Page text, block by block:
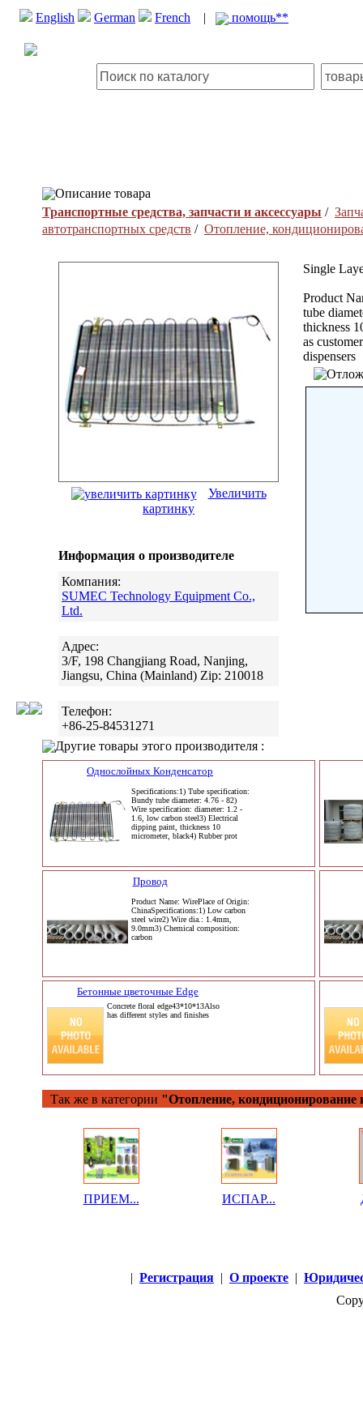
English German French | помощь**
Описание товара
Транспортные средства, запчасти и аксессуары /
автотранспортных средств / Отопление,
Увеличить
картинку
Информация о производителе
Компания:
SUMEC Technology Equipment Co.,
Ltd.
Адрес:
3/F, 198 Changjiang Road, Nanjing,
Jiangsu, China (Mainland) Zip: 210018
Телефон:
+86-25-84531271
Single
Product
tube
thickness
as
dispensers
Другие товары этого производителя :
Однослойных Конденсатор
Specifications:1) Tube specification:
Bundy tube diameter: 4.76 - 82)
Wire specification: diameter: 1.2 -
1.6, low carbon steel3) Electrical
dipping paint, thickness 10
micrometer, black4) Rubber prot
Провод
Product Name: WirePlace of Origin:
ChinaSpecifications:1) Low carbon
steel wire2) Wire dia.: 1.4mm,
9.0mm3) Chemical composition:
carbon
Бетонные цветочные Edge
Concrete floral edge43*10*13Also
has different styles and finishes
Так же в категории "Отопление, кондиционирование
ПРИЕМ... ИСПАР...
| Регистрация | О проекте |